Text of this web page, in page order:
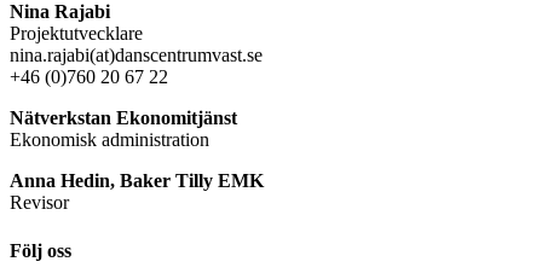
Nina Rajabi
Projektutvecklare
nina.rajabi(at)danscentrumvast.se
+46 (0)760 20 67 22
Nätverkstan Ekonomitjänst
Ekonomisk administration
Anna Hedin, Baker Tilly EMK
Revisor
Följ oss